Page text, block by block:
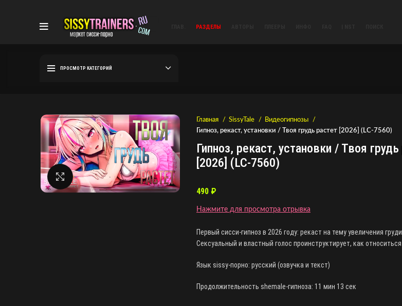
РАЗДЕЛЫ
ПРОСМОТР КАТЕГОРИЙ
Нажмите, чтобы увеличить
Главная SissyTale
Видеогипнозы
Гипноз, рекаст, установки / Твоя грудь растет [2026] (LC-7560)
Гипноз, рекаст, установки / Твоя грудь
[2026] (LC-7560)
490 ₽
Нажмите для просмотра отрывка
Первый сисси-гипноз в 2026 году: рекаст на тему увеличения
Сексуальный и властный голос проинструктирует, как
Язык sissy-порно: русский (озвучка и текст)
Продолжительность shemale-гипноза: 11 мин 13 сек